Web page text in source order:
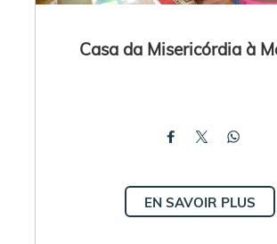
Casa da Misericórdia à
EN SAVOIR PLUS